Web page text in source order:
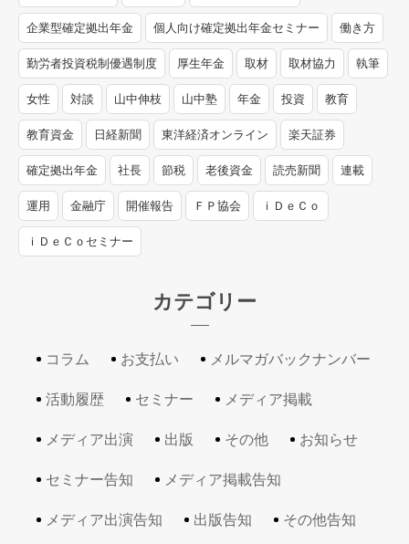
企業型確定拠出年金 個人向け確定拠出年金セミナー 働き方
勤労者投資税制優遇制度 厚生年金 取材 取材協力 執筆
女性 対談 山中伸枝 山中塾 年金 投資 教育
教育資金 日経新聞 東洋経済オンライン 楽天証券
確定拠出年金 社長 節税 老後資金 読売新聞 連載
運用 金融庁 開催報告 ＦＰ協会 ｉＤｅＣｏ
ｉＤｅＣｏセミナー
カテゴリー
コラム お支払い メルマガバックナンバー
活動履歴 セミナー メディア掲載
メディア出演 出版 その他 お知らせ
セミナー告知 メディア掲載告知
メディア出演告知 出版告知 その他告知